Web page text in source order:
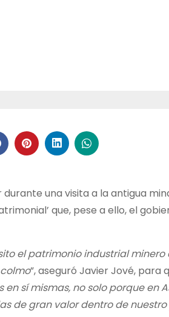
una visita a la antigua
que, pese a ello, el
el patrimonio industrial minero
”, aseguró Javier Jové, para
sí mismas, no solo porque en
de gran valor dentro de